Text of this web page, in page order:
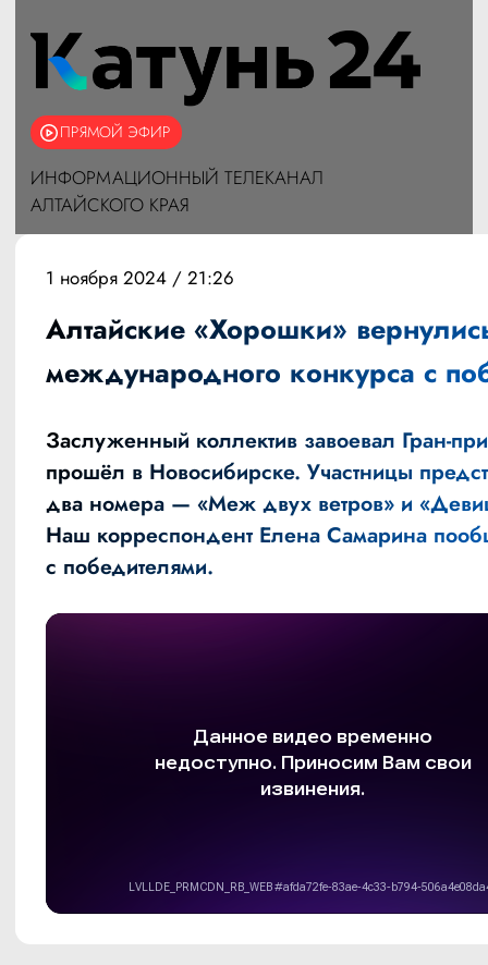
ПРЯМОЙ ЭФИР
ИНФОРМАЦИОННЫЙ ТЕЛЕКАНАЛ
АЛТАЙСКОГО КРАЯ
1 ноября 2024 / 21:26
Алтайские «Хорошки»
международного конкурса с
Заслуженный коллектив завоевал Гран-
прошёл в Новосибирске. Участницы
два номера — «Меж двух ветров» и
Наш корреспондент Елена Самарина
с победителями.